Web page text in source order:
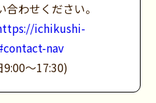
わせください。
ichikushi-
nav
～17:30)